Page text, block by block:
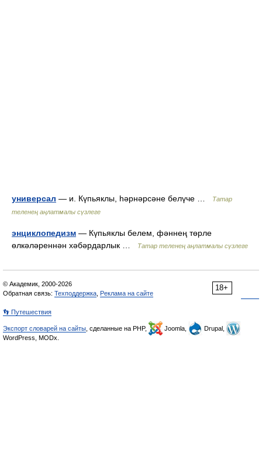
универсал — и. Күпьяклы, һәрнәрсәне белүче …
Татар
теленең аңлатмалы сүзлеге
энциклопедизм — Күпьяклы белем, фәннең төрле
өлкәләреннән хәбәрдарлык …
Татар теленең аңлатмалы сүзлеге
18+
© Академик, 2000-2026
Обратная связь: Техподдержка Реклама на сайте
👣 Путешествия
Экспорт словарей на сайты , сделанные на PHP, Joomla,
Drupal,
WordPress, MODx.